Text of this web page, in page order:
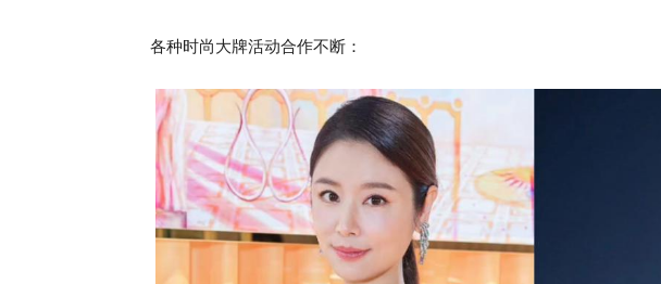
各种时尚大牌活动合作不断：